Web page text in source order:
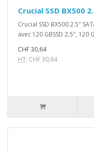
Crucial SSD BX500
Crucial SSD BX500 2.5"
avec 120 GBSSD 2.5", 120
CHF 30,64
HT: CHF 30,64